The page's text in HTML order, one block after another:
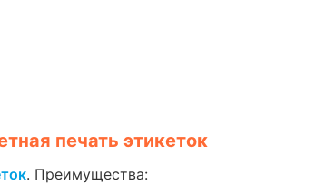
печать этикеток
. Преимущества: